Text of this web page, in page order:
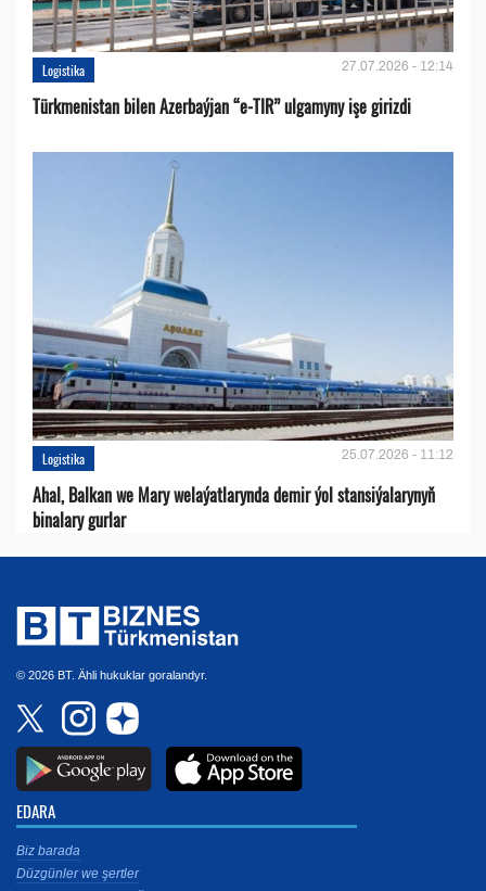
Logistika 27.07.2026 - 12:14
Türkmenistan bilen Azerbaýjan “e-TIR” ulgamyny işe girizdi
Logistika 25.07.2026 - 11:12
Ahal, Balkan we Mary welaýatlarynda demir ýol stansiýalarynyň
binalary gurlar
© 2026 BT. Ähli hukuklar goralandyr.
EDARA
Biz barada
Düzgünler we şertler